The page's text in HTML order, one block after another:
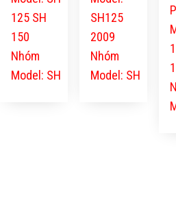
125 SH
150
Nhóm
Model: SH
SH125
2009
Nhóm
Model: SH